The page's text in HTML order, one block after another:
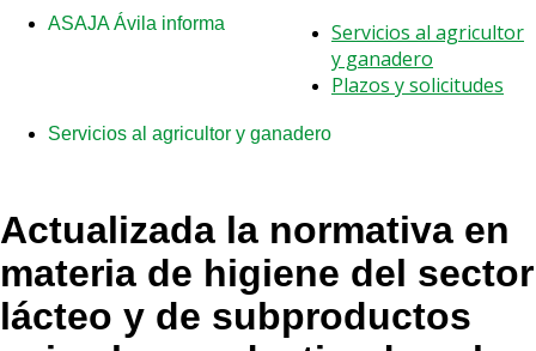
ASAJA Ávila informa
Servicios al agricultor y ganadero
Servicios al agricultor
y ganadero
Plazos y solicitudes
Actualizada la normativa en
materia de higiene del sector
lácteo y de subproductos